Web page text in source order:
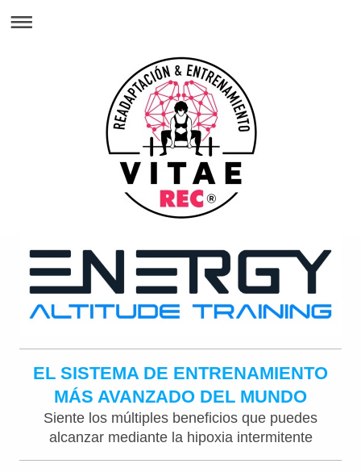
EL SISTEMA DE ENTRENAMIENTO
MÁS AVANZADO DEL MUNDO
Siente los múltiples beneficios que puedes
alcanzar mediante la hipoxia intermitente